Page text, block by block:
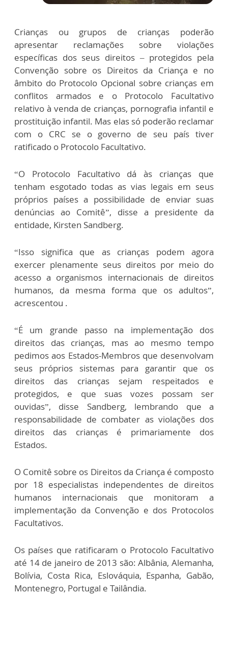
Crianças ou grupos de crianças poderão
apresentar reclamações sobre violações
específicas dos seus direitos – protegidos pela
Convenção sobre os Direitos da Criança e no
âmbito do Protocolo Opcional sobre crianças em
conflitos armados e o Protocolo Facultativo
relativo à venda de crianças, pornografia infantil e
prostituição infantil. Mas elas só poderão reclamar
com o CRC se o governo de seu país tiver
ratificado o Protocolo Facultativo.
“O Protocolo Facultativo dá às crianças que
tenham esgotado todas as vias legais em seus
próprios países a possibilidade de enviar suas
denúncias ao Comitê”, disse a presidente da
entidade, Kirsten Sandberg.
“Isso significa que as crianças podem agora
exercer plenamente seus direitos por meio do
acesso a organismos internacionais de direitos
humanos, da mesma forma que os adultos”,
acrescentou .
“É um grande passo na implementação dos
direitos das crianças, mas ao mesmo tempo
pedimos aos Estados-Membros que desenvolvam
seus próprios sistemas para garantir que os
direitos das crianças sejam respeitados e
protegidos, e que suas vozes possam ser
ouvidas”, disse Sandberg, lembrando que a
responsabilidade de combater as violações dos
direitos das crianças é primariamente dos
Estados.
O Comitê sobre os Direitos da Criança é composto
por 18 especialistas independentes de direitos
humanos internacionais que monitoram a
implementação da Convenção e dos Protocolos
Facultativos.
Os países que ratificaram o Protocolo Facultativo
até 14 de janeiro de 2013 são: Albânia, Alemanha,
Bolívia, Costa Rica, Eslováquia, Espanha, Gabão,
Montenegro, Portugal e Tailândia.